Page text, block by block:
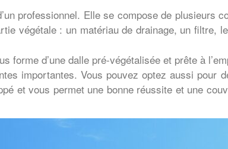
professionnel. Elle se compose de plusieurs
végétale : un matériau de drainage, un filtre,
d’une dalle pré-végétalisée et prête à
importantes. Vous pouvez optez aussi pour
et vous permet une bonne réussite et une